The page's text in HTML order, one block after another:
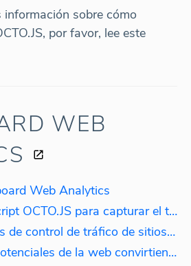
información sobre cómo
por favor, lee este
WEB
Web Analytics
Cómo instalar el script OCTO.JS para capturar el tráfico web
Cómo crear paneles de control de tráfico de sitios web en tiempo real utilizando el script OCTO.JS
Capturar clientes potenciales de la web convirtiendo las direcciones IP de los visitantes en nombres de empresas.